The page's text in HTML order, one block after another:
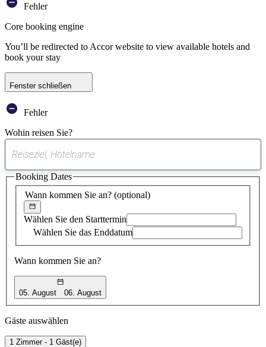
Fehler
Core booking engine
You’ll be redirected to Accor website to view available hotels and
book your stay
Fenster schließen
Fehler
Wohin reisen Sie?
gefundener
Vorschlag
Wann kommen Sie an? (optional)
Wählen Sie den Starttermin
Wählen Sie das Enddatum
Wann kommen Sie an?
05. August 06. August
Booking Dates
Gäste auswählen
1 Zimmer - 1 Gäst(e)